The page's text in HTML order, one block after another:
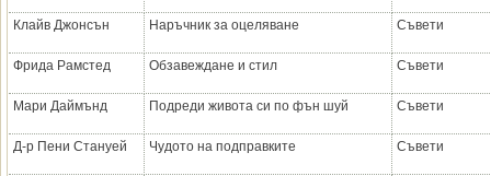
Клайв Джонсън Наръчник за оцеляване Съвети
Фрида Рамстед Обзавеждане и стил Съвети
Мари Даймънд Подреди живота си по фън шуй Съвети
Д-р Пени Стануей Чудото на подправките Съвети